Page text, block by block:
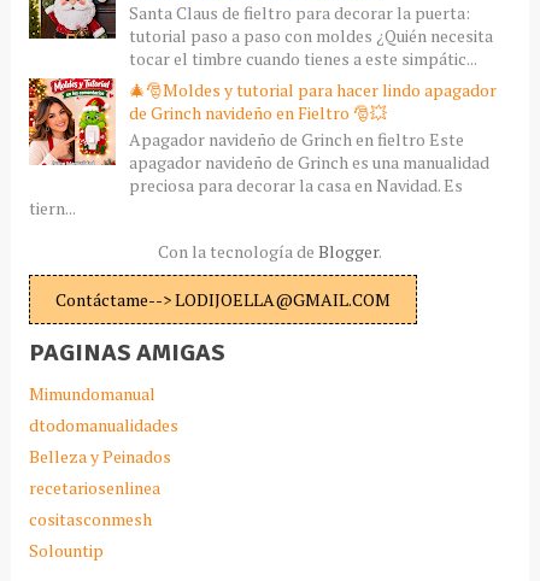
Santa Claus de fieltro para decorar la puerta:
tutorial paso a paso con moldes ¿Quién necesita
tocar el timbre cuando tienes a este simpátic...
🎄🎅Moldes y tutorial para hacer lindo apagador
de Grinch navideño en Fieltro 🎅💥
Apagador navideño de Grinch en fieltro Este
apagador navideño de Grinch es una manualidad
preciosa para decorar la casa en Navidad. Es
tiern...
Con la tecnología de Blogger.
Contáctame--> LODIJOELLA@GMAIL.COM
PAGINAS AMIGAS
Mimundomanual
dtodomanualidades
Belleza y Peinados
recetariosenlinea
cositasconmesh
Solountip